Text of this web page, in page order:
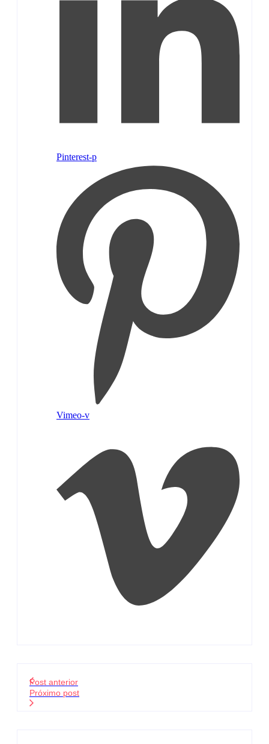
Pinterest-p
Vimeo-v
Post anterior
Próximo post